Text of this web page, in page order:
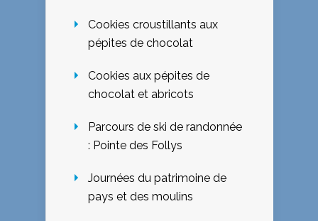
Cookies croustillants aux
pépites de chocolat
Cookies aux pépites de
chocolat et abricots
Parcours de ski de randonnée
: Pointe des Follys
Journées du patrimoine de
pays et des moulins